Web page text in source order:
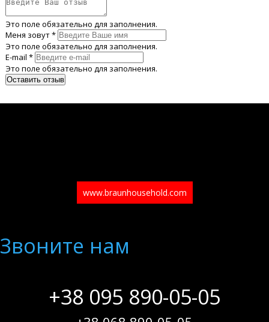
Это поле обязательно для заполнения.
Меня зовут *
Это поле обязательно для заполнения.
E-mail *
Это поле обязательно для заполнения.
www.braunhousehold.com
Звоните нам
+38 095 890-05-05